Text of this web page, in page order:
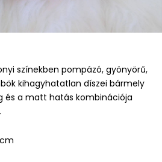
színekben pompázó, gyönyörű,
kihagyhatatlan díszei bármely
és a matt hatás kombinációja